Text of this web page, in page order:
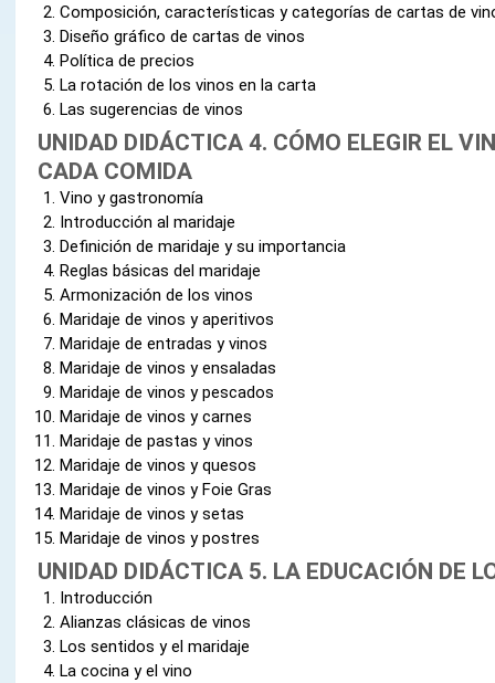
Composición, características y categorías de cartas de
Diseño gráfico de cartas de vinos
Política de precios
La rotación de los vinos en la carta
Las sugerencias de vinos
UNIDAD DIDÁCTICA 4. CÓMO ELEGIR EL
CADA COMIDA
Vino y gastronomía
Introducción al maridaje
Definición de maridaje y su importancia
Reglas básicas del maridaje
Armonización de los vinos
Maridaje de vinos y aperitivos
Maridaje de entradas y vinos
Maridaje de vinos y ensaladas
Maridaje de vinos y pescados
Maridaje de vinos y carnes
Maridaje de pastas y vinos
Maridaje de vinos y quesos
Maridaje de vinos y Foie Gras
Maridaje de vinos y setas
Maridaje de vinos y postres
UNIDAD DIDÁCTICA 5. LA EDUCACIÓN DE
Introducción
Alianzas clásicas de vinos
Los sentidos y el maridaje
La cocina y el vino